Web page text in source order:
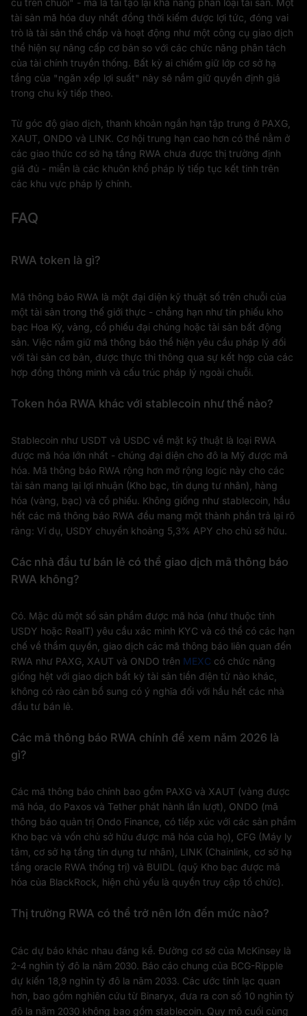
cũ trên chuỗi" - mà là tái tạo lại khả năng phân loại tài sản. Một
tài sản mã hóa duy nhất đồng thời kiếm được lợi tức, đóng vai
trò là tài sản thế chấp và hoạt động như một công cụ giao dịch
thể hiện sự nâng cấp cơ bản so với các chức năng phân tách
của tài chính truyền thống. Bất kỳ ai chiếm giữ lớp cơ sở hạ
tầng của "ngăn xếp lợi suất" này sẽ nắm giữ quyền định giá
trong chu kỳ tiếp theo.
Từ góc độ giao dịch, thanh khoản ngắn hạn tập trung ở PAXG,
XAUT, ONDO và LINK. Cơ hội trung hạn cao hơn có thể nằm ở
các giao thức cơ sở hạ tầng RWA chưa được thị trường định
giá đủ - miễn là các khuôn khổ pháp lý tiếp tục kết tinh trên
các khu vực pháp lý chính.
FAQ
RWA token là gì?
Mã thông báo RWA là một đại diện kỹ thuật số trên chuỗi của
một tài sản trong thế giới thực - chẳng hạn như tín phiếu kho
bạc Hoa Kỳ, vàng, cổ phiếu đại chúng hoặc tài sản bất động
sản. Việc nắm giữ mã thông báo thể hiện yêu cầu pháp lý đối
với tài sản cơ bản, được thực thi thông qua sự kết hợp của các
hợp đồng thông minh và cấu trúc pháp lý ngoài chuỗi.
Token hóa RWA khác với stablecoin như thế nào?
Stablecoin như USDT và USDC về mặt kỹ thuật là loại RWA
được mã hóa lớn nhất - chúng đại diện cho đô la Mỹ được mã
hóa. Mã thông báo RWA rộng hơn mở rộng logic này cho các
tài sản mang lại lợi nhuận (Kho bạc, tín dụng tư nhân), hàng
hóa (vàng, bạc) và cổ phiếu. Không giống như stablecoin, hầu
hết các mã thông báo RWA đều mang một thành phần trả lại rõ
ràng: Ví dụ, USDY chuyển khoảng 5,3% APY cho chủ sở hữu.
Các nhà đầu tư bán lẻ có thể giao dịch mã thông báo
RWA không?
Có. Mặc dù một số sản phẩm được mã hóa (như thuộc tính
USDY hoặc RealT) yêu cầu xác minh KYC và có thể có các hạn
chế về thẩm quyền, giao dịch các mã thông báo liên quan đến
RWA như PAXG, XAUT và ONDO trên MEXC có chức năng
giống hệt với giao dịch bất kỳ tài sản tiền điện tử nào khác,
không có rào cản bổ sung có ý nghĩa đối với hầu hết các nhà
đầu tư bán lẻ.
Các mã thông báo RWA chính để xem năm 2026 là
gì?
Các mã thông báo chính bao gồm PAXG và XAUT (vàng được
mã hóa, do Paxos và Tether phát hành lần lượt), ONDO (mã
thông báo quản trị Ondo Finance, có tiếp xúc với các sản phẩm
Kho bạc và vốn chủ sở hữu được mã hóa của họ), CFG (Máy ly
tâm, cơ sở hạ tầng tín dụng tư nhân), LINK (Chainlink, cơ sở hạ
tầng oracle RWA thống trị) và BUIDL (quỹ Kho bạc được mã
hóa của BlackRock, hiện chủ yếu là quyền truy cập tổ chức).
Thị trường RWA có thể trở nên lớn đến mức nào?
Các dự báo khác nhau đáng kể. Đường cơ sở của McKinsey là
2-4 nghìn tỷ đô la năm 2030. Báo cáo chung của BCG-Ripple
dự kiến 18,9 nghìn tỷ đô la năm 2033. Các ước tính lạc quan
hơn, bao gồm nghiên cứu từ Binaryx, đưa ra con số 10 nghìn tỷ
đô la năm 2030 không bao gồm stablecoin. Quy mô cuối cùng